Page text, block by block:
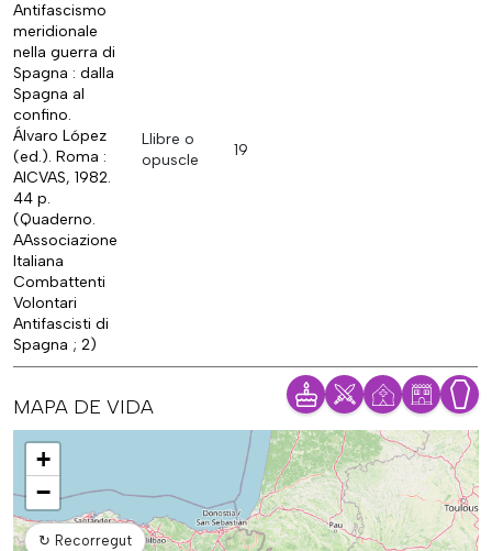
Antifascismo
meridionale
nella guerra di
Spagna : dalla
Spagna al
confino.
Álvaro López
(ed.). Roma :
AICVAS, 1982.
44 p.
(Quaderno.
AAssociazione
Italiana
Combattenti
Volontari
Antifascisti di
Spagna ; 2)
Llibre o
opuscle
19
MAPA DE VIDA
Mapa
+
−
↻ Recorregut